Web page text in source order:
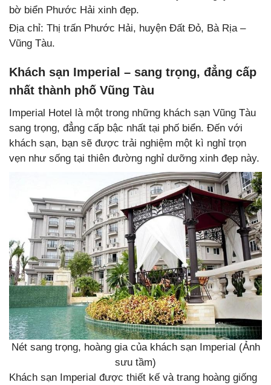
bờ biển Phước Hải xinh đẹp.
Địa chỉ: Thị trấn Phước Hải, huyện Đất Đỏ, Bà Rịa –
Vũng Tàu.
Khách sạn Imperial – sang trọng, đẳng cấp
nhất thành phố Vũng Tàu
Imperial Hotel là một trong những khách sạn Vũng Tàu
sang trọng, đẳng cấp bậc nhất tại phố biển. Đến với
khách sạn, bạn sẽ được trải nghiệm một kì nghỉ trọn
vẹn như sống tại thiên đường nghỉ dưỡng xinh đẹp này.
Nét sang trọng, hoàng gia của khách sạn Imperial (Ảnh
sưu tầm)
Khách sạn Imperial được thiết kế và trang hoàng giống